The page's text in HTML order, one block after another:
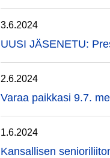
3.6.2024
UUSI JÄSENETU:
2.6.2024
Varaa paikkasi 9.7.
1.6.2024
Kansallisen